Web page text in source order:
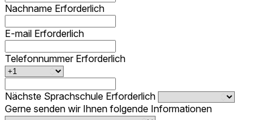
Nachname Erforderlich
E-mail Erforderlich
Telefonnummer Erforderlich
Nächste Sprachschule Erforderlich
Gerne senden wir Ihnen folgende Informationen